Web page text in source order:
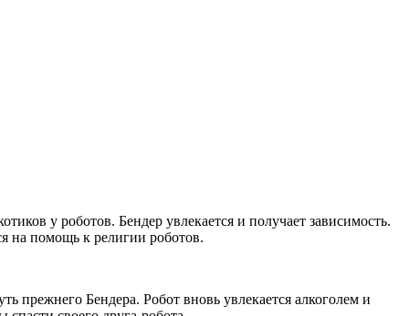
у роботов. Бендер увлекается и получает зависимость.
на помощь к религии роботов.
прежнего Бендера. Робот вновь увлекается алкоголем и